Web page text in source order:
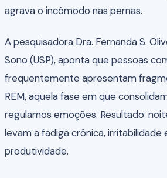
agrava o incômodo nas pernas.
A pesquisadora Dra. Fernanda S.
Sono (USP), aponta que pessoas
frequentemente apresentam
REM, aquela fase em que
regulamos emoções. Resultado:
levam a fadiga crônica, irritabilidade
produtividade.